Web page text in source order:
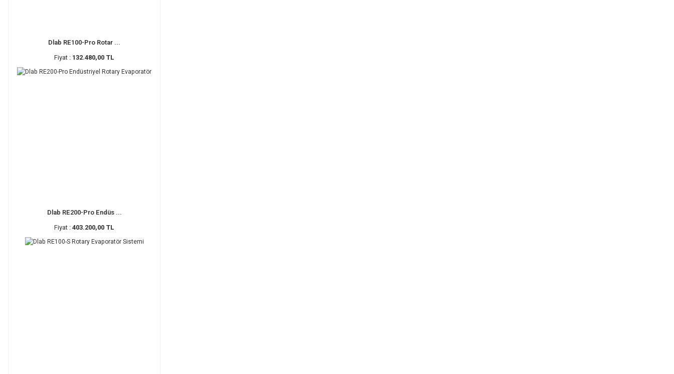
Dlab RE100-Pro Rotar ...
Fiyat : 132.480,00 TL
Dlab RE200-Pro Endüs ...
Fiyat :403.200,00 TL